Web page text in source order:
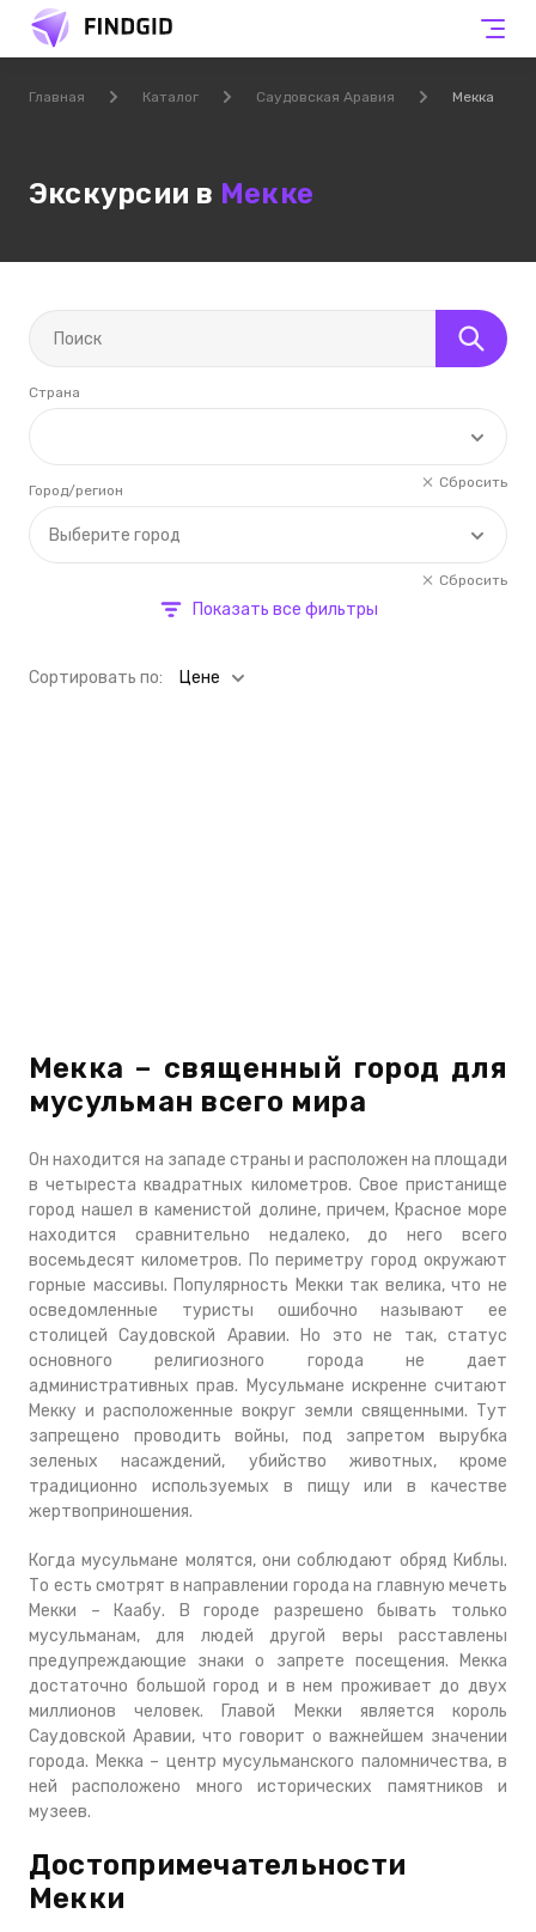
Главная Каталог Саудовская Аравия Мекка
Экскурсии в Мекке
Страна
Сбросить
Выберите город
Город/регион
Сбросить
Показать все фильтры
Cортировать по: Цене
Мекка – священный город для
мусульман всего мира
Он находится на западе страны и расположен на площади
в четыреста квадратных километров. Свое пристанище
город нашел в каменистой долине, причем, Красное море
находится сравнительно недалеко, до него всего
восемьдесят километров. По периметру город окружают
горные массивы. Популярность Мекки так велика, что не
осведомленные туристы ошибочно называют ее
столицей Саудовской Аравии. Но это не так, статус
основного религиозного города не дает
административных прав. Мусульмане искренне считают
Мекку и расположенные вокруг земли священными. Тут
запрещено проводить войны, под запретом вырубка
зеленых насаждений, убийство животных, кроме
традиционно используемых в пищу или в качестве
жертвоприношения.
Когда мусульмане молятся, они соблюдают обряд Киблы.
То есть смотрят в направлении города на главную мечеть
Мекки – Каабу. В городе разрешено бывать только
мусульманам, для людей другой веры расставлены
предупреждающие знаки о запрете посещения. Мекка
достаточно большой город и в нем проживает до двух
миллионов человек. Главой Мекки является король
Саудовской Аравии, что говорит о важнейшем значении
города. Мекка – центр мусульманского паломничества, в
ней расположено много исторических памятников и
музеев.
Достопримечательности
Мекки